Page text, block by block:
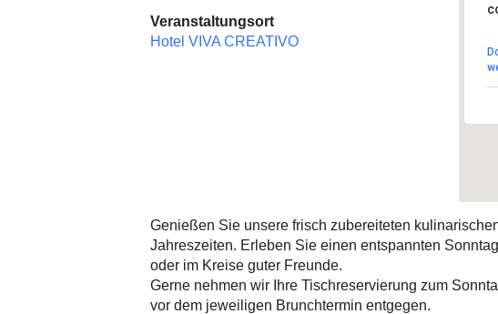
Veranstaltungsort
Hotel VIVA CREATIVO
Genießen Sie unsere frisch zubereiteten
Jahreszeiten. Erleben Sie einen entspannten
oder im Kreise guter Freunde.
Gerne nehmen wir Ihre Tischreservierung zum
vor dem jeweiligen Brunchtermin entgegen.